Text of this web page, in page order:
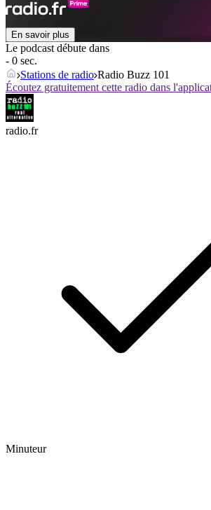
En savoir plus
Le podcast débute dans
- 0 sec.
Stations de radio Radio Buzz 101
Écoutez gratuitement cette radio dans
radio.fr
Minuteur